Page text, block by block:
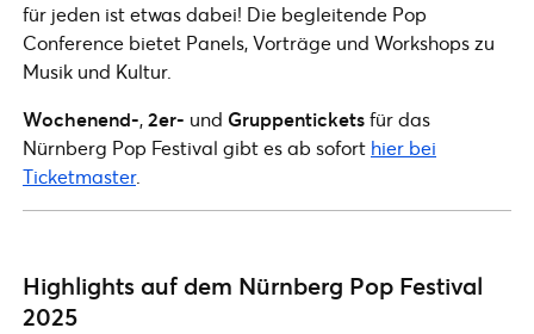
für jeden ist etwas dabei! Die begleitende Pop
Conference bietet Panels, Vorträge und Workshops zu
Musik und Kultur.
Wochenend-,2er- und Gruppenticketsfür das
Nürnberg Pop Festival gibt es ab sofort hier bei
Ticketmaster.
Highlights auf dem Nürnberg Pop Festival
2025